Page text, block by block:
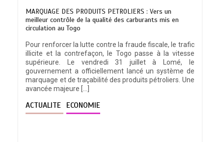
MARQUAGE DES PRODUITS PETROLIERS : Vers un
meilleur contrôle de la qualité des carburants mis en
circulation au Togo
Pour renforcer la lutte contre la fraude fiscale, le trafic
illicite et la contrefaçon, le Togo passe à la vitesse
supérieure. Le vendredi 31 juillet à Lomé, le
gouvernement a officiellement lancé un système de
marquage et de traçabilité des produits pétroliers. Une
avancée majeure […]
ACTUALITE ECONOMIE